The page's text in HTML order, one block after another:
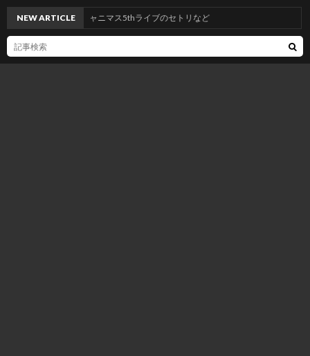
NEW ARTICLEシャニマス5thライブのセトリなど